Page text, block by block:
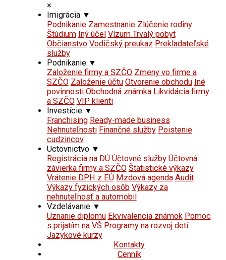
×
Imigrácia ▼
Podnikanie Zamestnanie Zlúčenie rodiny
Štúdium Iný účel Vízum Trvalý pobyt
Občianstvo Vodičský preukaz Prekladateľské
služby
Podnikanie ▼
Založenie firmy a SZČO Zmeny vo firme a
SZČO Založenie účtu Otvorenie obchodu Iné
povinnosti Obchodná známka Likvidácia firmy
a SZČO VIP klienti
Investície ▼
Franchising Ready-made business
Nehnuteľnosti Finančné služby Poistenie
cudzincov
Uctovnictvo ▼
Registrácia na DÚ Účtovné služby Účtovná
závierka firmy a SZČO Štatistické výkazy
Vrátenie DPH z EÚ Mzdová agenda Audit
Výkazy fyzických osôb Výkazy za
nehnuteľnosť a automobil
Vzdelávanie ▼
Uznanie diplomu Ekvivalencia známok Pomoc
s prijatím na VŠ Programy na rozvoj detí
Jazykové kurzy
Kontakty
Cenník